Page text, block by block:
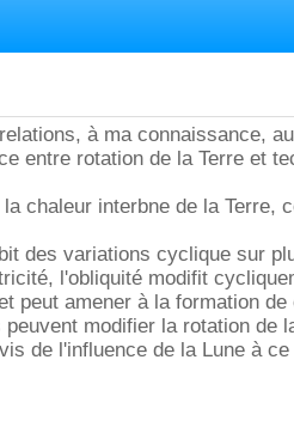
à ma connaissance,
entre rotation de la Terre et
chaleur interbne de la Terre,
des variations cyclique sur
l'obliquité modifit
peut amener à la formation de
modifier la rotation de
de l'influence de la Lune à ce